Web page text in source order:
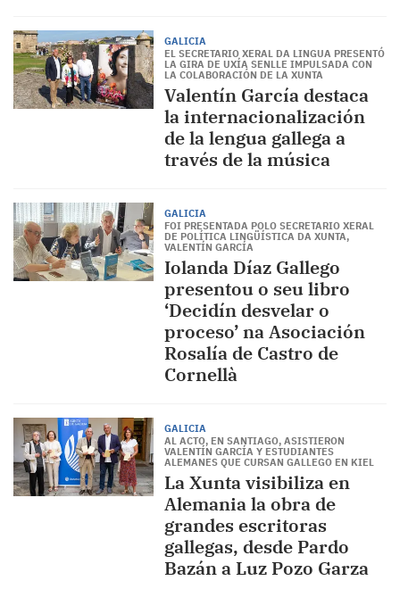
GALICIA
EL SECRETARIO XERAL DA LINGUA PRESENTÓ
LA GIRA DE UXÍA SENLLE IMPULSADA CON
LA COLABORACIÓN DE LA XUNTA
Valentín García destaca
la internacionalización
de la lengua gallega a
través de la música
GALICIA
FOI PRESENTADA POLO SECRETARIO XERAL
DE POLÍTICA LINGÜÍSTICA DA XUNTA,
VALENTÍN GARCÍA
Iolanda Díaz Gallego
presentou o seu libro
‘Decidín desvelar o
proceso’ na Asociación
Rosalía de Castro de
Cornellà
GALICIA
AL ACTO, EN SANTIAGO, ASISTIERON
VALENTÍN GARCÍA Y ESTUDIANTES
ALEMANES QUE CURSAN GALLEGO EN KIEL
La Xunta visibiliza en
Alemania la obra de
grandes escritoras
gallegas, desde Pardo
Bazán a Luz Pozo Garza